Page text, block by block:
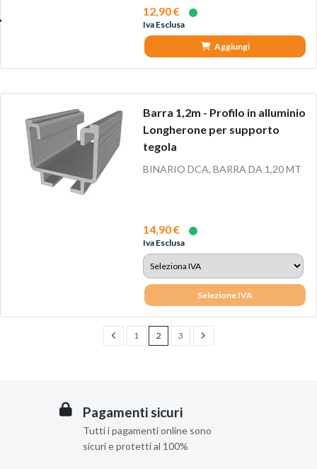
12,90 €
Iva Esclusa
Aggiungi
Barra 1,2m - Profilo in alluminio
Longherone per supporto
tegola
BINARIO DCA, BARRA DA 1,20 MT
14,90 €
Iva Esclusa
Selezione IVA
1 2 3
Pagamenti sicuri
Tutti i pagamenti online sono
sicuri e protetti al 100%